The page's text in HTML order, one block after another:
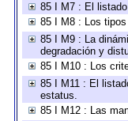
85 I M7 : El
85 I M8 : Los
85 I M9 : La
degradación y
85 I M10 : Los
85 I M11 : El
estatus.
85 I M12 : Las